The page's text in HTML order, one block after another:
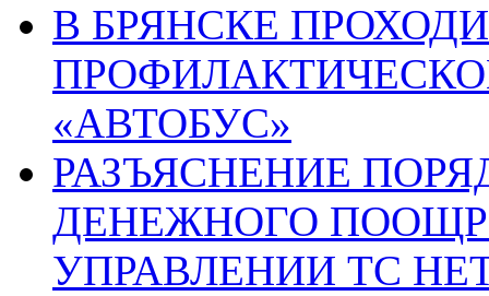
В БРЯНСКЕ
«АВТОБУС»
РАЗЪЯСНЕНИЕ
ДЕНЕЖНОГО
УПРАВЛЕНИИ ТС